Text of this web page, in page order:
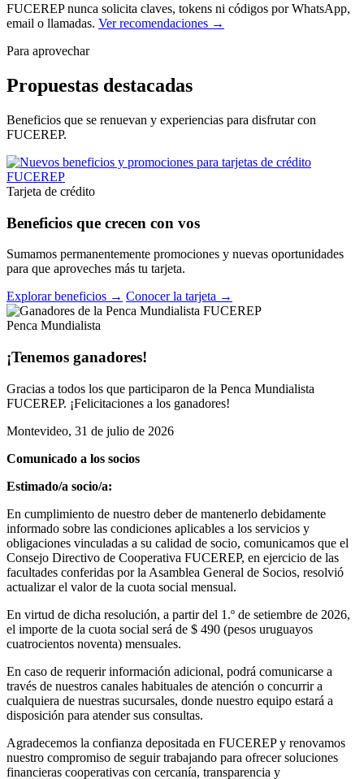
FUCEREP nunca solicita claves, tokens ni códigos por WhatsApp,
email o llamadas. Ver recomendaciones →
Para aprovechar
Propuestas destacadas
Beneficios que se renuevan y experiencias para disfrutar con
FUCEREP.
Tarjeta de crédito
Beneficios que crecen con vos
Sumamos permanentemente promociones y nuevas oportunidades
para que aproveches más tu tarjeta.
Explorar beneficios → Conocer la tarjeta →
Penca Mundialista
¡Tenemos ganadores!
Gracias a todos los que participaron de la Penca Mundialista
FUCEREP. ¡Felicitaciones a los ganadores!
Montevideo, 31 de julio de 2026
Comunicado a los socios
Estimado/a socio/a:
En cumplimiento de nuestro deber de mantenerlo debidamente
informado sobre las condiciones aplicables a los servicios y
obligaciones vinculadas a su calidad de socio, comunicamos que el
Consejo Directivo de Cooperativa FUCEREP, en ejercicio de las
facultades conferidas por la Asamblea General de Socios, resolvió
actualizar el valor de la cuota social mensual.
En virtud de dicha resolución, a partir del 1.º de setiembre de 2026,
el importe de la cuota social será de $ 490 (pesos uruguayos
cuatrocientos noventa) mensuales.
En caso de requerir información adicional, podrá comunicarse a
través de nuestros canales habituales de atención o concurrir a
cualquiera de nuestras sucursales, donde nuestro equipo estará a
disposición para atender sus consultas.
Agradecemos la confianza depositada en FUCEREP y renovamos
nuestro compromiso de seguir trabajando para ofrecer soluciones
financieras cooperativas con cercanía, transparencia y